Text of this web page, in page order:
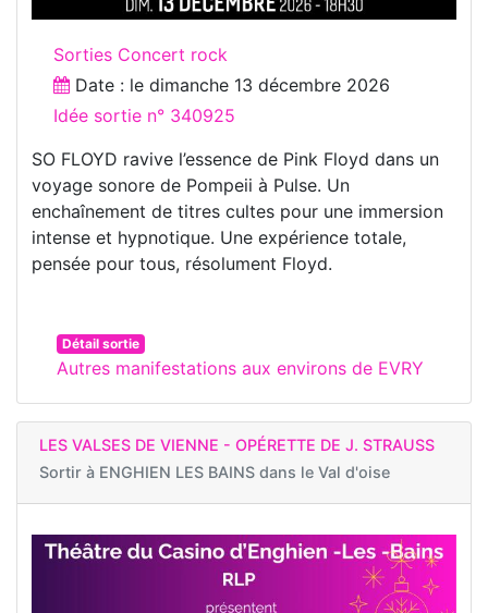
Sorties Concert rock
Date : le dimanche 13 décembre 2026
Idée sortie n° 340925
SO FLOYD ravive l’essence de Pink Floyd dans un
voyage sonore de Pompeii à Pulse. Un
enchaînement de titres cultes pour une immersion
intense et hypnotique. Une expérience totale,
pensée pour tous, résolument Floyd.
Détail sortie
Autres manifestations aux environs de EVRY
LES VALSES DE VIENNE - OPÉRETTE DE J. STRAUSS
Sortir à ENGHIEN LES BAINS dans le Val d'oise